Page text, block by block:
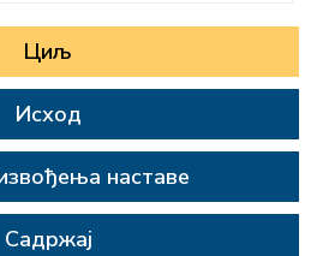
Циљ
Исход
наставе
Садржај